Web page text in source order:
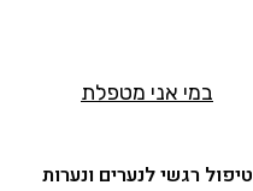
במי אני מטפלת
טיפול רגשי לנערים ונערות